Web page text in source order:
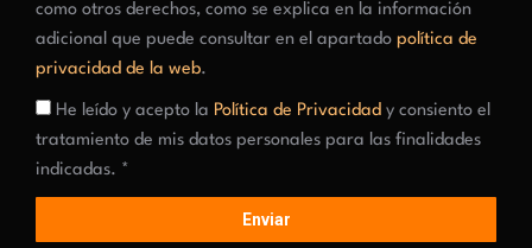
como otros derechos, como se explica en la información
adicional que puede consultar en el apartado política de
privacidad de la web.
He leído y acepto la Política de Privacidad y consiento el
tratamiento de mis datos personales para las finalidades
indicadas. *
Enviar